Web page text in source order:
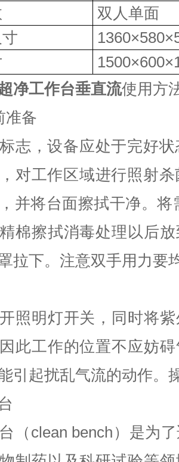
双人单面
净工作台垂直流使用方
准备
志，设备应处于完好
对工作区域进行照射
并将台面擦拭干净。
棉擦拭消毒处理以后
拉下。注意双手用力要
照明灯开关，同时将
此工作的位置不应妨
引起扰乱气流的动作。
（clean bench）是为